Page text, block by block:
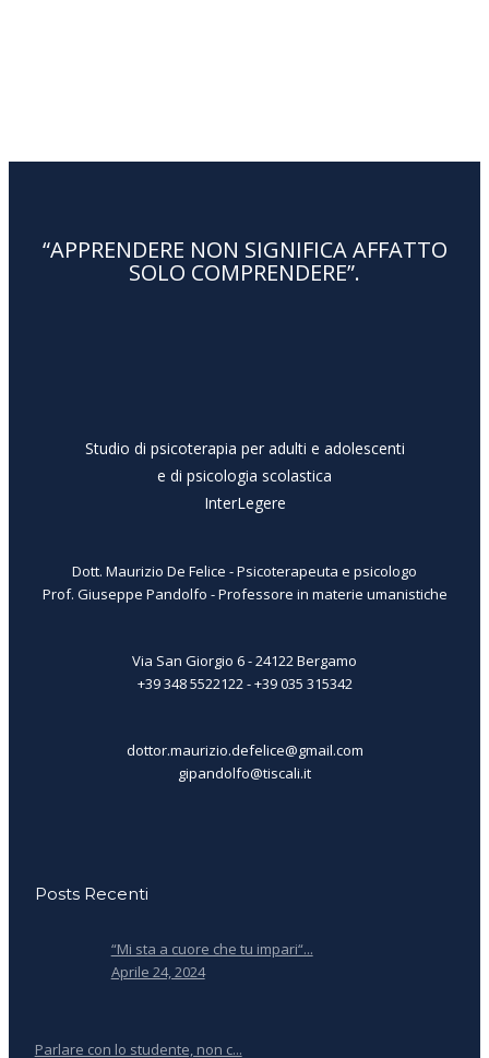
“APPRENDERE NON SIGNIFICA AFFATTO
SOLO COMPRENDERE”.
Studio di psicoterapia per adulti e adolescenti
e di psicologia scolastica
InterLegere
Dott. Maurizio De Felice - Psicoterapeuta e psicologo
Prof. Giuseppe Pandolfo - Professore in materie umanistiche
Via San Giorgio 6 - 24122 Bergamo
+39 348 5522122 - +39 035 315342
dottor.maurizio.defelice@gmail.com
gipandolfo@tiscali.it
Posts Recenti
“Mi sta a cuore che tu impari“...
Aprile 24, 2024
Parlare con lo studente, non c...